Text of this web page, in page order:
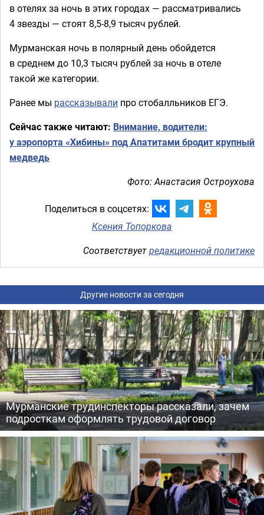
в отелях за ночь в этих городах — рассматривались
4 звезды — стоят 8,5-8,9 тысяч рублей.
Мурманская ночь в полярный день обойдется
в среднем до 10,3 тысяч рублей за ночь в отеле
такой же категории.
Ранее мы рассказывали про стобалльников ЕГЭ.
Сейчас также читают: Внимание, водители:
у аэропорта «Хибины» под Апатитами бродит крупный
медведь
Фото: Анастасия Остроухова
Поделиться в соцсетях:
Ксения Топоркова
Соответствуетредакционной политике
Другие новости за сегодня
Мурманские трудинспекторы рассказали, зачем
подросткам оформлять трудовой договор